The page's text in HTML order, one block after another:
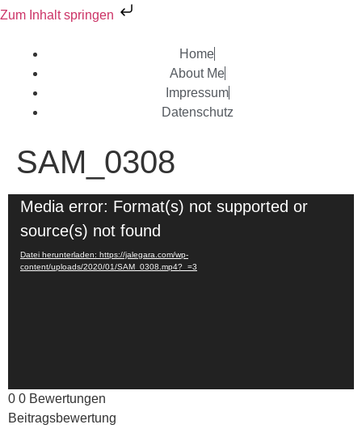
Zum Inhalt springen
Home
About Me
Impressum
Datenschutz
SAM_0308
Video-
Media error: Format(s) not supported or
source(s) not found
Datei herunterladen: https://jalegara.com/wp-
content/uploads/2020/01/SAM_0308.mp4?_=3
0 0 Bewertungen
Beitragsbewertung